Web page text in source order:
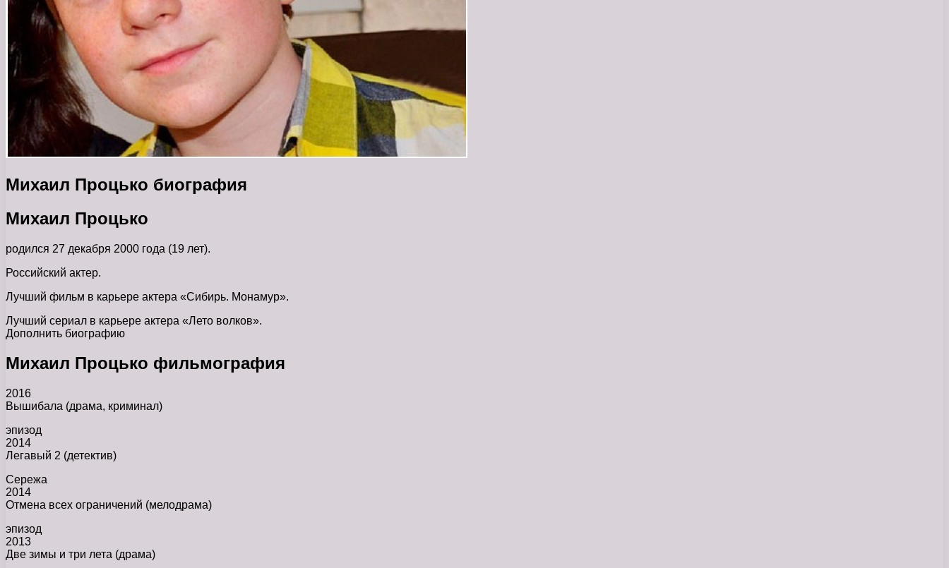
Михаил Процько биография
Михаил Процько
родился 27 декабря 2000 года (19 лет).
Российский актер.
Лучший фильм в карьере актера «Сибирь. Монамур».
Лучший сериал в карьере актера «Лето волков».
Дополнить биографию
Михаил Процько фильмография
2016
Вышибала (драма, криминал)
эпизод
2014
Легавый 2 (детектив)
Сережа
2014
Отмена всех ограничений (мелодрама)
эпизод
2013
Две зимы и три лета (драма)